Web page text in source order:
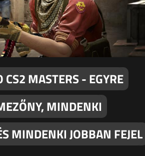
MASTERS - EGYRE
MINDENKI
MINDENKI JOBBAN FEJEL